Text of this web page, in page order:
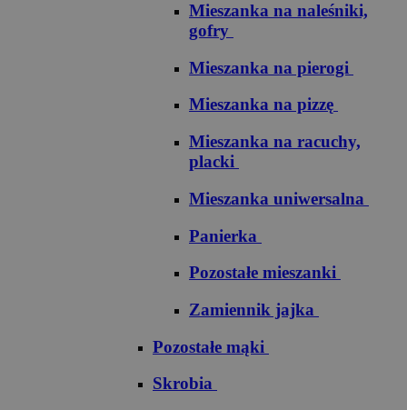
Mieszanka na naleśniki,
gofry
Mieszanka na pierogi
Mieszanka na pizzę
Mieszanka na racuchy,
placki
Mieszanka uniwersalna
Panierka
Pozostałe mieszanki
Zamiennik jajka
Pozostałe mąki
Skrobia